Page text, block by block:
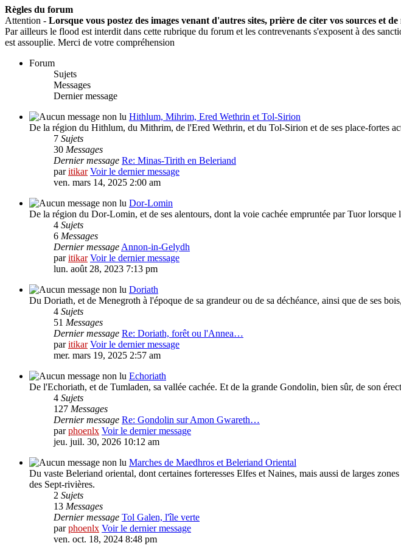
Règles du forum
Attention - Lorsque vous postez des images venant d'autres sites, prière de citer vos sources et
Par ailleurs le flood est interdit dans cette rubrique du forum et les contrevenants s'exposent à des
est assouplie. Merci de votre compréhension
Forum
Sujets
Messages
Dernier message
Hithlum, Mihrim, Ered Wethrin et Tol-Sirion
De la région du Hithlum, du Mithrim, de l'Ered Wethrin, et du Tol-Sirion et de ses place-fortes
7 Sujets
30 Messages
Dernier message Re: Minas-Tirith en Beleriand
paritikar Voir le dernier message
ven. mars 14, 2025 2:00 am
Dor-Lomin
De la région du Dor-Lomin, et de ses alentours, dont la voie cachée empruntée par Tuor lorsque
4 Sujets
6 Messages
Dernier messageAnnon-in-Gelydh
paritikar Voir le dernier message
lun. août 28, 2023 7:13 pm
Doriath
Du Doriath, et de Menegroth à l'époque de sa grandeur ou de sa déchéance, ainsi que de ses
4 Sujets
51 Messages
Dernier message Re: Doriath, forêt ou l'Annea…
paritikar Voir le dernier message
mer. mars 19, 2025 2:57 am
Echoriath
De l'Echoriath, et de Tumladen, sa vallée cachée. Et de la grande Gondolin, bien sûr, de son
4 Sujets
127 Messages
Dernier message Re: Gondolin sur Amon Gwareth…
parphoenlx Voir le dernier message
jeu. juil. 30, 2026 10:12 am
Marches de Maedhros et Beleriand Oriental
Du vaste Beleriand oriental, dont certaines forteresses Elfes et Naines, mais aussi de larges
des Sept-rivières.
2 Sujets
13 Messages
Dernier message Tol Galen, l'île verte
parphoenlx Voir le dernier message
ven. oct. 18, 2024 8:48 pm